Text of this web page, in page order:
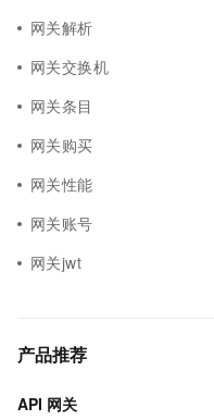
网关解析
网关交换机
网关条目
网关购买
网关性能
网关账号
网关jwt
产品推荐
API 网关